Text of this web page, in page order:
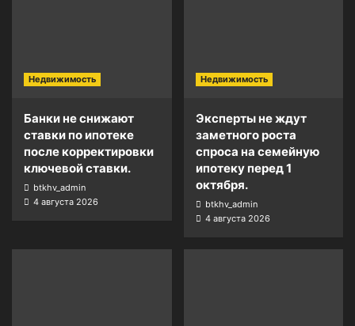
Недвижимость
Банки не снижают
ставки по ипотеке
после корректировки
ключевой ставки.
btkhv_admin
4 августа 2026
Недвижимость
Эксперты не ждут
заметного роста
спроса на семейную
ипотеку перед 1
октября.
btkhv_admin
4 августа 2026